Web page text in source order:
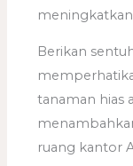
Berikan
tanaman hias
ruang kantor